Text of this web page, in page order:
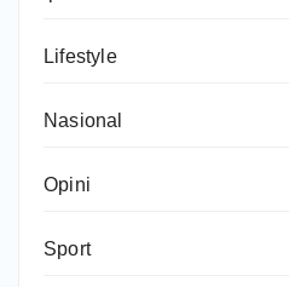
Lifestyle
Nasional
Opini
Sport